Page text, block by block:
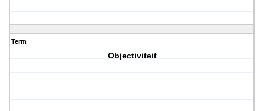
Term
Objectiviteit